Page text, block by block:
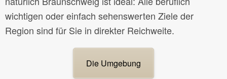
wichtigen oder einfach sehenswerten Ziele der
Region sind für Sie in direkter Reichweite.
Die Umgebung